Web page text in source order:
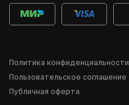
Политика конфиденциальности
Пользовательское соглашение
Публичная оферта